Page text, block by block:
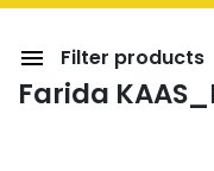
Filter products
Farida